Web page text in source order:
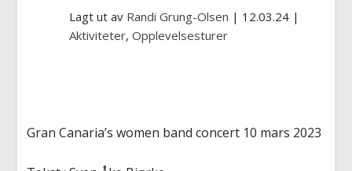
Lagt ut av Randi Grung-Olsen | 12.03.24 |
Aktiviteter,Opplevelsesturer
Gran Canaria’s women band concert 10 mars 2023